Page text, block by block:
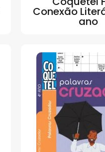
Conexão
ano